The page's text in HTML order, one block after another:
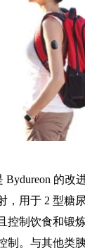
Bydureon 的改
，用于 2 型糖
控制饮食和锻
制。与其他类